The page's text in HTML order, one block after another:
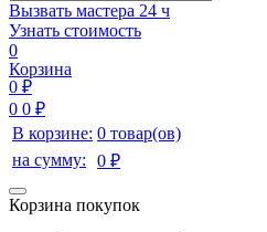
Вызвать мастера 24 ч
Узнать стоимость
0
Корзина
0 ₽
0 0 ₽
В корзине: 0 товар(ов)
на сумму:
0 ₽
Корзина покупок